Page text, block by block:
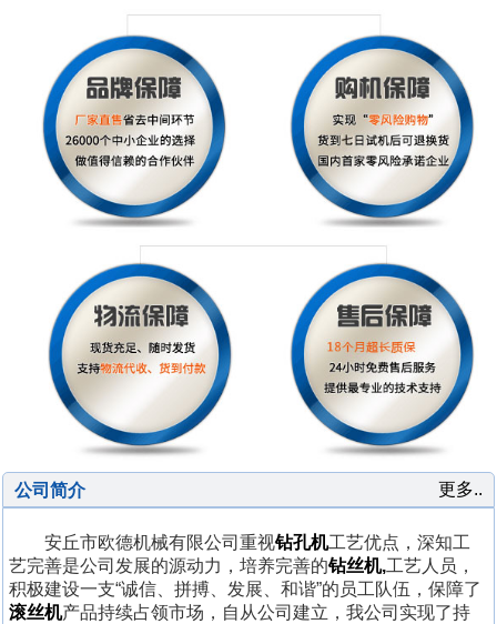
更多..
公司简介
安丘市欧德机械有限公司重视钻孔机工艺优点，深知工
艺完善是公司发展的源动力，培养完善的钻丝机,工艺人员，
积极建设一支“诚信、拼搏、发展、和谐”的员工队伍，保障了
滚丝机产品持续占领市场，自从公司建立，我公司实现了持